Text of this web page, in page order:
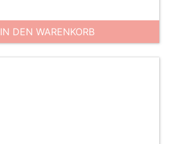
IN DEN WARENKORB